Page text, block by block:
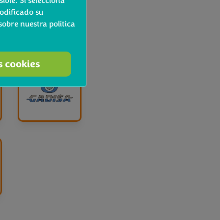
su
nuestra política
cookies